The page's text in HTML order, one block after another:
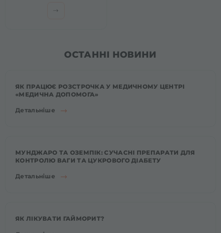
ОСТАННІ НОВИНИ
ЯК ПРАЦЮЄ РОЗСТРОЧКА У МЕДИЧНОМУ ЦЕНТРІ
«МЕДИЧНА ДОПОМОГА»
Детальніше
МУНДЖАРО ТА ОЗЕМПІК: СУЧАСНІ ПРЕПАРАТИ ДЛЯ
КОНТРОЛЮ ВАГИ ТА ЦУКРОВОГО ДІАБЕТУ
Детальніше
ЯК ЛІКУВАТИ ГАЙМОРИТ?